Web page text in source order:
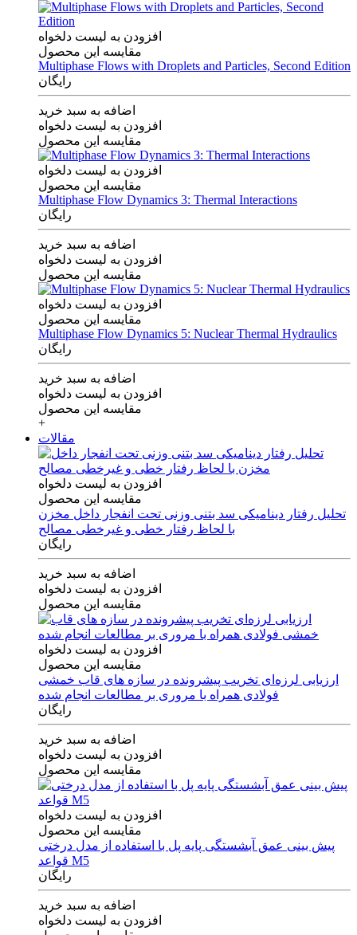
افزودن به لیست دلخواه
مقایسه این محصول
Multiphase Flows with Droplets and Particles, Second Edition
رایگان
اضافه به سبد خرید
افزودن به لیست دلخواه
مقایسه این محصول
افزودن به لیست دلخواه
مقایسه این محصول
Multiphase Flow Dynamics 3: Thermal Interactions
رایگان
اضافه به سبد خرید
افزودن به لیست دلخواه
مقایسه این محصول
افزودن به لیست دلخواه
مقایسه این محصول
Multiphase Flow Dynamics 5: Nuclear Thermal Hydraulics
رایگان
اضافه به سبد خرید
افزودن به لیست دلخواه
مقایسه این محصول
+
مقالات
افزودن به لیست دلخواه
مقایسه این محصول
تحلیل رفتار دینامیکی سد بتنی وزنی تحت انفجار داخل مخزن
با لحاظ رفتار خطی و غیرخطی مصالح
رایگان
اضافه به سبد خرید
افزودن به لیست دلخواه
مقایسه این محصول
افزودن به لیست دلخواه
مقایسه این محصول
ارزیابی لرزه‌ای تخریب پیشرونده در سازه های قاب خمشی
فولادی همراه با مروری بر مطالعات انجام شده
رایگان
اضافه به سبد خرید
افزودن به لیست دلخواه
مقایسه این محصول
افزودن به لیست دلخواه
مقایسه این محصول
پیش بینی عمق آبشستگی پایه پل با استفاده از مدل درختی
قواعد M5
رایگان
اضافه به سبد خرید
افزودن به لیست دلخواه